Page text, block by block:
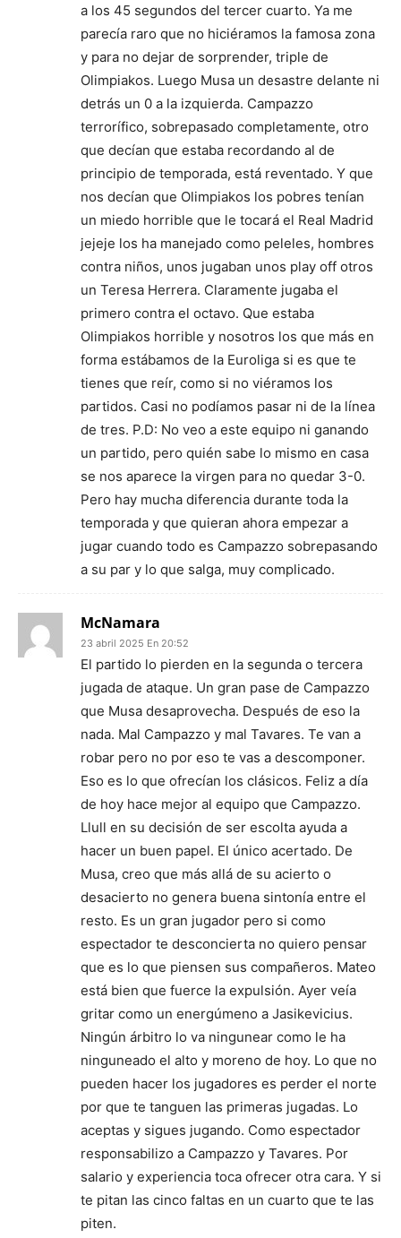
a los 45 segundos del tercer cuarto. Ya me
parecía raro que no hiciéramos la famosa zona
y para no dejar de sorprender, triple de
Olimpiakos. Luego Musa un desastre delante ni
detrás un 0 a la izquierda. Campazzo
terrorífico, sobrepasado completamente, otro
que decían que estaba recordando al de
principio de temporada, está reventado. Y que
nos decían que Olimpiakos los pobres tenían
un miedo horrible que le tocará el Real Madrid
jejeje los ha manejado como peleles, hombres
contra niños, unos jugaban unos play off otros
un Teresa Herrera. Claramente jugaba el
primero contra el octavo. Que estaba
Olimpiakos horrible y nosotros los que más en
forma estábamos de la Euroliga si es que te
tienes que reír, como si no viéramos los
partidos. Casi no podíamos pasar ni de la línea
de tres. P.D: No veo a este equipo ni ganando
un partido, pero quién sabe lo mismo en casa
se nos aparece la virgen para no quedar 3-0.
Pero hay mucha diferencia durante toda la
temporada y que quieran ahora empezar a
jugar cuando todo es Campazzo sobrepasando
a su par y lo que salga, muy complicado.
McNamara
23 abril 2025 En 20:52
El partido lo pierden en la segunda o tercera
jugada de ataque. Un gran pase de Campazzo
que Musa desaprovecha. Después de eso la
nada. Mal Campazzo y mal Tavares. Te van a
robar pero no por eso te vas a descomponer.
Eso es lo que ofrecían los clásicos. Feliz a día
de hoy hace mejor al equipo que Campazzo.
Llull en su decisión de ser escolta ayuda a
hacer un buen papel. El único acertado. De
Musa, creo que más allá de su acierto o
desacierto no genera buena sintonía entre el
resto. Es un gran jugador pero si como
espectador te desconcierta no quiero pensar
que es lo que piensen sus compañeros. Mateo
está bien que fuerce la expulsión. Ayer veía
gritar como un energúmeno a Jasikevicius.
Ningún árbitro lo va ningunear como le ha
ninguneado el alto y moreno de hoy. Lo que no
pueden hacer los jugadores es perder el norte
por que te tanguen las primeras jugadas. Lo
aceptas y sigues jugando. Como espectador
responsabilizo a Campazzo y Tavares. Por
salario y experiencia toca ofrecer otra cara. Y si
te pitan las cinco faltas en un cuarto que te las
piten.